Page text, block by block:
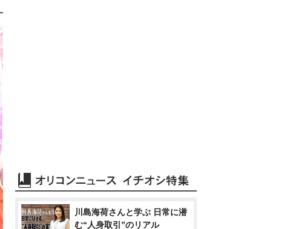
川島海荷さんと学ぶ 日常に潜
む“人身取引”のリアル